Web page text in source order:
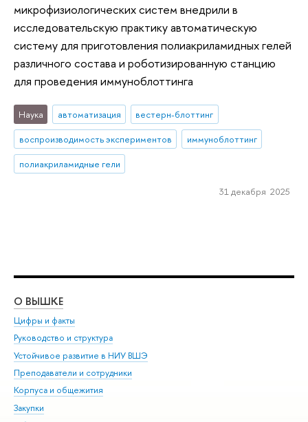
микрофизиологических систем внедрили в
исследовательскую практику автоматическую
систему для приготовления полиакриламидных гелей
различного состава и роботизированную станцию
для проведения иммуноблоттинга
Наука автоматизация
вестерн-блоттинг
воспроизводимость экспериментов
иммуноблоттинг
полиакриламидные гели
31 декабря 2025
О ВЫШКЕ
Цифры и факты
Руководство и структура
Устойчивое развитие в НИУ ВШЭ
Преподаватели и сотрудники
Корпуса и общежития
Закупки